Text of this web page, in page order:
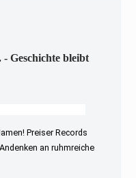
Geschichte bleibt
Preiser Records
an ruhmreiche